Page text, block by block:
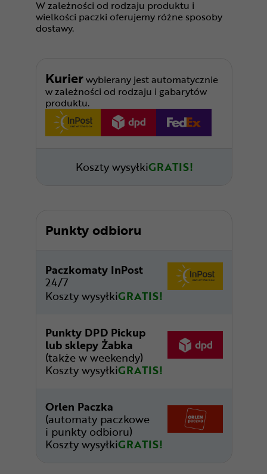
W zależności od rodzaju produktu i
wielkości paczki oferujemy różne sposoby
dostawy.
Kurierwybierany jest automatycznie
w zależności od rodzaju i gabarytów
produktu.
Koszty wysyłkiGRATIS!
Punkty odbioru
Paczkomaty InPost
24/7
Koszty wysyłkiGRATIS!
Punkty DPD Pickup
lub sklepy Żabka
(także w weekendy)
Koszty wysyłkiGRATIS!
Orlen Paczka
(automaty paczkowe
i punkty odbioru)
Koszty wysyłkiGRATIS!